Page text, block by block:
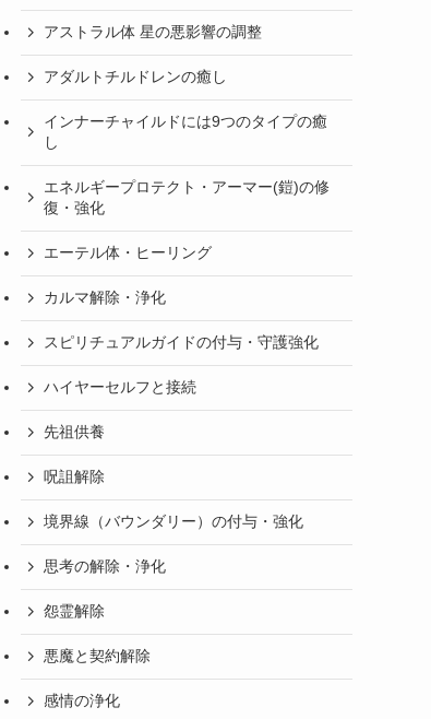
アストラル体 星の悪影響の調整
アダルトチルドレンの癒し
インナーチャイルドには9つのタイプの癒
し
エネルギープロテクト・アーマー(鎧)の修
復・強化
エーテル体・ヒーリング
カルマ解除・浄化
スピリチュアルガイドの付与・守護強化
ハイヤーセルフと接続
先祖供養
呪詛解除
境界線（バウンダリー）の付与・強化
思考の解除・浄化
怨霊解除
悪魔と契約解除
感情の浄化